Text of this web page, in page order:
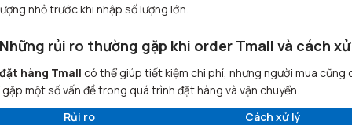
nhỏ trước khi nhập số lượng lớn.
rủi ro thường gặp khi order Tmall và cách
hàng Tmall có thể giúp tiết kiệm chi phí, nhưng người mua cũng
một số vấn đề trong quá trình đặt hàng và vận chuyển.
Rủi ro
Cách xử lý